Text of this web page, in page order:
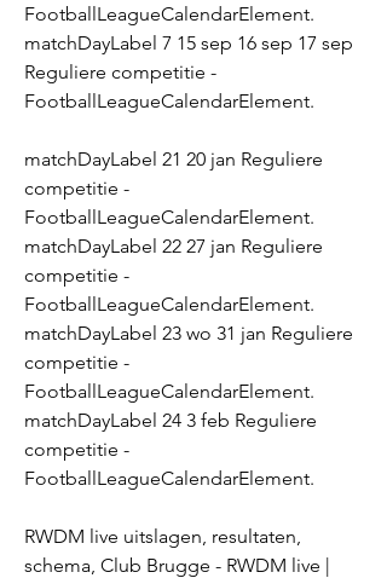
FootballLeagueCalendarElement.
matchDayLabel 7 15 sep 16 sep 17 sep
Reguliere competitie -
FootballLeagueCalendarElement.
matchDayLabel 21 20 jan Reguliere
competitie -
FootballLeagueCalendarElement.
matchDayLabel 22 27 jan Reguliere
competitie -
FootballLeagueCalendarElement.
matchDayLabel 23 wo 31 jan Reguliere
competitie -
FootballLeagueCalendarElement.
matchDayLabel 24 3 feb Reguliere
competitie -
FootballLeagueCalendarElement.
RWDM live uitslagen, resultaten,
schema, Club Brugge - RWDM live |